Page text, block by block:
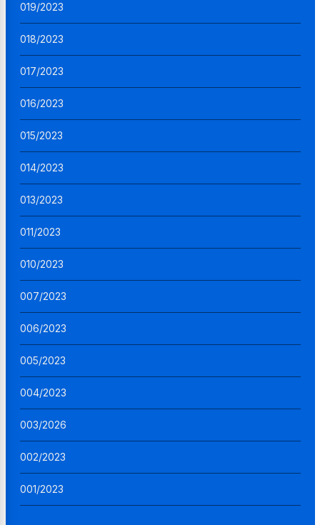
019/2023
018/2023
017/2023
016/2023
015/2023
014/2023
013/2023
011/2023
010/2023
007/2023
006/2023
005/2023
004/2023
003/2026
002/2023
001/2023